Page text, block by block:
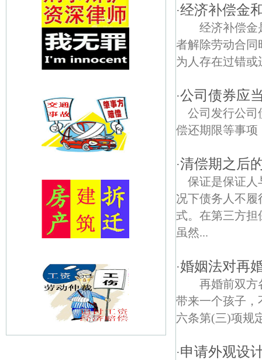
·经济补偿金
经济补偿金
者解除劳动合
为人存在过错
·公司债券应
公司发行公司
偿还期限等事项
·清偿期之后
保证是保证人
况下债务人不
式。在第三方担
虽然...
·婚姻法对再
再婚前双方
带来一个孩子，
六条第(三)项规
·申请外观设